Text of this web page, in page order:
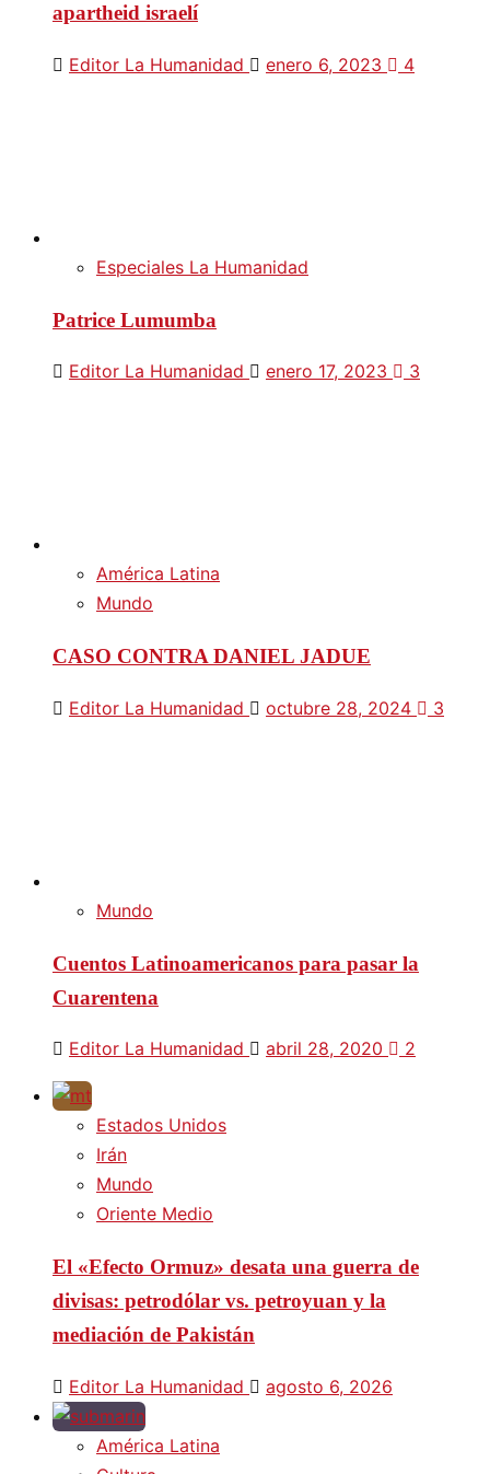
apartheid israelí
Editor La Humanidad enero 6, 2023 4
Especiales La Humanidad
Patrice Lumumba
Editor La Humanidad enero 17, 2023 3
América Latina
Mundo
CASO CONTRA DANIEL JADUE
Editor La Humanidad octubre 28, 2024 3
Mundo
Cuentos Latinoamericanos para pasar la
Cuarentena
Editor La Humanidad abril 28, 2020 2
Estados Unidos
Irán
Mundo
Oriente Medio
El «Efecto Ormuz» desata una guerra de
divisas: petrodólar vs. petroyuan y la
mediación de Pakistán
Editor La Humanidad agosto 6, 2026
América Latina